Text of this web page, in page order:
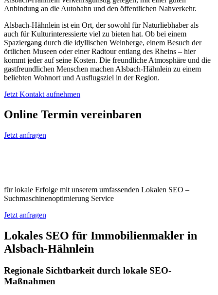
Anbindung an die Autobahn und den öffentlichen Nahverkehr.
Alsbach-Hähnlein ist ein Ort, der sowohl für Naturliebhaber als
auch für Kulturinteressierte viel zu bieten hat. Ob bei einem
Spaziergang durch die idyllischen Weinberge, einem Besuch der
örtlichen Museen oder einer Radtour entlang des Rheins – hier
kommt jeder auf seine Kosten. Die freundliche Atmosphäre und die
gastfreundlichen Menschen machen Alsbach-Hähnlein zu einem
beliebten Wohnort und Ausflugsziel in der Region.
Jetzt Kontakt aufnehmen
Online Termin vereinbaren
Jetzt anfragen
für lokale Erfolge mit unserem umfassenden Lokalen SEO –
Suchmaschinenoptimierung Service
Jetzt anfragen
Lokales SEO für Immobilienmakler in
Alsbach-Hähnlein
Regionale Sichtbarkeit durch lokale SEO-
Maßnahmen